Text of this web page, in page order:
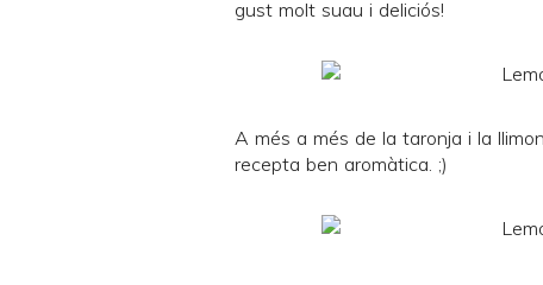
gust molt suau i deliciós!
A més a més de la taronja i la
recepta ben aromàtica. ;)